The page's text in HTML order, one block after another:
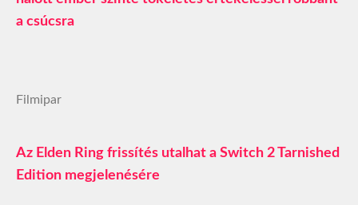
a csúcsra
Filmipar
Az Elden Ring frissítés utalhat a Switch 2 Tarnished
Edition megjelenésére